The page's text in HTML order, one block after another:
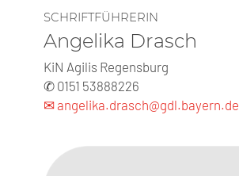
SCHRIFTFÜHRERIN
Angelika Drasch
KiN Agilis Regensburg
✆ 0151 53888226
✉ angelika.drasch@gdl.bayern.de